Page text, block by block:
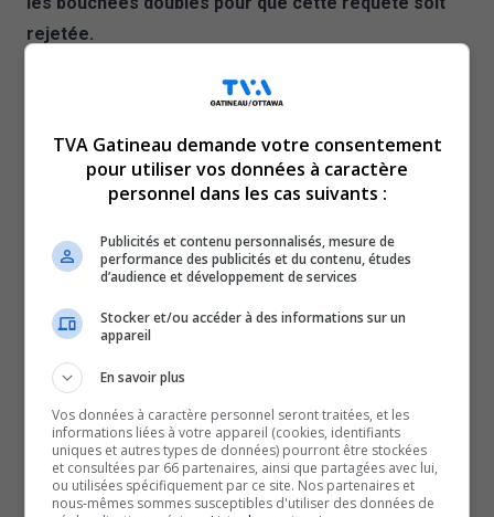
rejetée.
Yelle avaient été saisis chez lui en octobre 2019, dont
s’adonnaient à des actes sexuels dégradants, impliquant
même des animaux.
condamné à 22 mois de prison en janvier 2022 pour
possession de pornographie juvénile. Et voilà
qu’aujourd’hui l’auteur d’un livre sur la Loi de l’impôt du
Canada, qui est inscrit au registre des
délinquants sexuels pour les 20 prochaines années,
veut ravoir son ordinateur pour poursuivre son travail
d’écriture.
Il doit avoir caché des images ailleurs. […] Cet
homme là ne devrait jamais avoir accès à un ordi pour le
TVA Gatineau demande votre consentement
pour utiliser vos données à caractère
personnel dans les cas suivants :
Publicités et contenu personnalisés, mesure de
performance des publicités et du contenu, études
d’audience et développement de services
Stocker et/ou accéder à des informations sur un
appareil
En savoir plus
Vos données à caractère personnel seront traitées, et les
informations liées à votre appareil (cookies, identifiants
uniques et autres types de données) pourront être stockées
et consultées par 66 partenaires, ainsi que partagées avec lui,
ou utilisées spécifiquement par ce site. Nos partenaires et
nous-mêmes sommes susceptibles d'utiliser des données de